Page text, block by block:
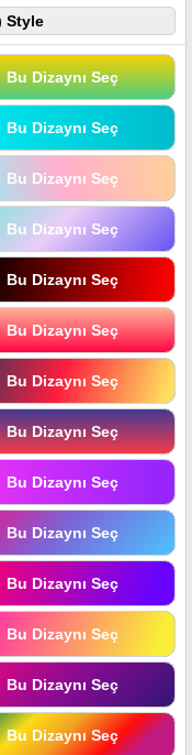
Style
Bu Dizaynı Seç
Bu Dizaynı Seç
Bu Dizaynı Seç
Bu Dizaynı Seç
Bu Dizaynı Seç
Bu Dizaynı Seç
Bu Dizaynı Seç
Bu Dizaynı Seç
Bu Dizaynı Seç
Bu Dizaynı Seç
Bu Dizaynı Seç
Bu Dizaynı Seç
Bu Dizaynı Seç
Bu Dizaynı Seç